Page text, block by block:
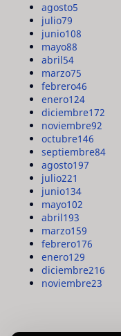
agosto5
julio79
junio108
mayo88
abril54
marzo75
febrero46
enero124
diciembre172
noviembre92
octubre146
septiembre84
agosto197
julio221
junio134
mayo102
abril193
marzo159
febrero176
enero129
diciembre216
noviembre23